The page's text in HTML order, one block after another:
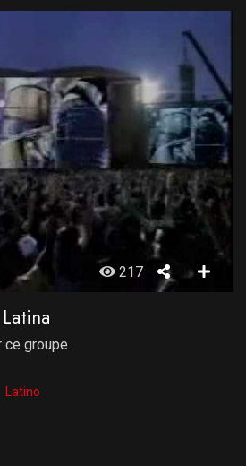
217
ce groupe.
Latino